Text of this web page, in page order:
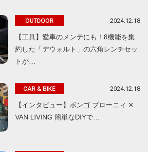
OUTDOOR 2024.12.18
【工具】愛車のメンテにも！8機能を集
約した「デウォルト」の六角レンチセッ
トが…
CAR & BIKE 2024.12.18
【インタビュー】ボンゴ ブローニィ ✕
VAN LIVING 簡単なDIYで…